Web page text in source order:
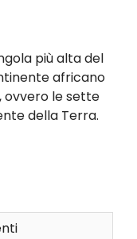
più alta del
africano
ovvero le sette
della Terra.